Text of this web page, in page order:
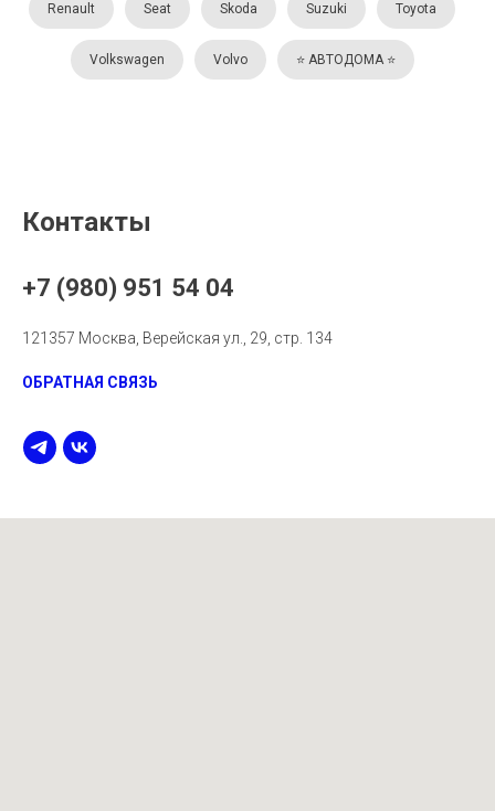
Renault Seat Skoda Suzuki Toyota
Volkswagen Volvo ⭐️ АВТОДОМА ⭐️
Контакты
+7 (980) 951 54 04
121357 Москва, Верейская ул., 29, стр. 134
ОБРАТНАЯ СВЯЗЬ